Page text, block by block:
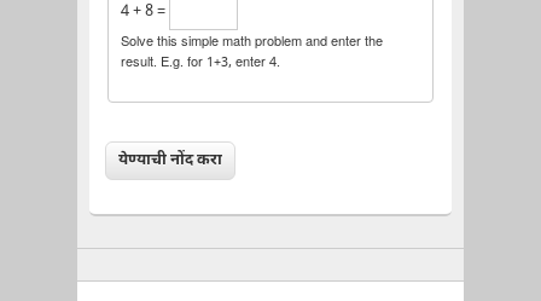
4 + 8 =
Solve this simple math problem and enter the
result. E.g. for 1+3, enter 4.